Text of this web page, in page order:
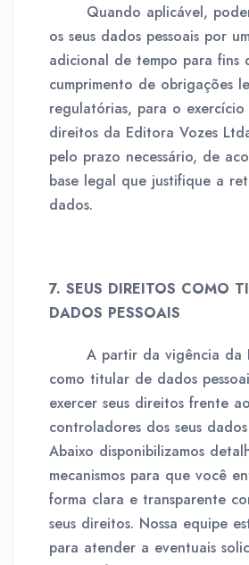
Quando aplicável,
os seus dados pessoais por
adicional de tempo para fins
cumprimento de obrigações
regulatórias, para o
direitos da Editora Vozes
pelo prazo necessário, de
base legal que justifique a
dados.
7. SEUS DIREITOS COMO
DADOS PESSOAIS
A partir da vigência da
como titular de dados
exercer seus direitos frente
controladores dos seus dados
Abaixo disponibilizamos
mecanismos para que você
forma clara e transparente
seus direitos. Nossa equipe
para atender a eventuais